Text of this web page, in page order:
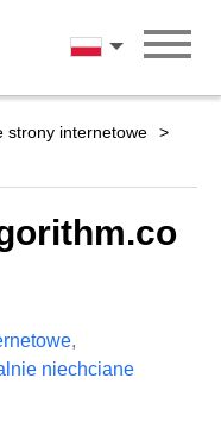
Polski
strony internetowe
,
niechciane